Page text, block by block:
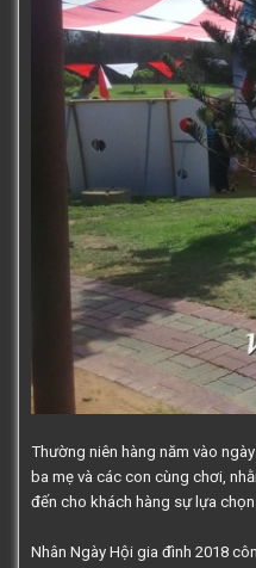
Thường niên hàng năm vào
ba mẹ và các con cùng chơi,
đến cho khách hàng sự lựa
Nhân Ngày Hội gia đình 2018